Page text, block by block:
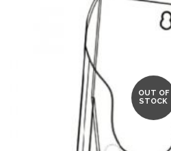
OUT OF
STOCK